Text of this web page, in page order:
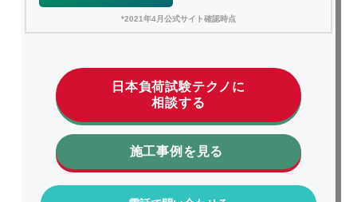
*2021年4月公式サイト確認時点
日本負荷試験テクノに
相談する
施工事例を見る